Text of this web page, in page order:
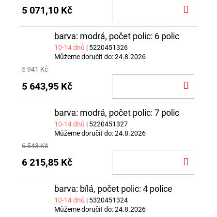
5 071,10 Kč
barva: modrá, počet polic: 6 polic
10-14 dnů | 5220451326
Můžeme doručit do:24.8.2026
5 941 Kč
5 643,95 Kč
barva: modrá, počet polic: 7 polic
10-14 dnů | 5220451327
Můžeme doručit do:24.8.2026
6 543 Kč
6 215,85 Kč
barva: bílá, počet polic: 4 police
10-14 dnů | 5320451324
Můžeme doručit do:24.8.2026